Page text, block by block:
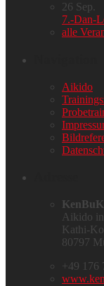
26 Sep.
7.-Dan-
alle
Aikido
Aikido
Kathi-
80797
+49 176